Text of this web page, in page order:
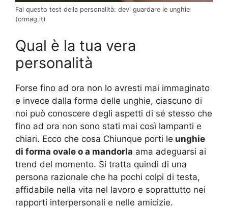
Fai questo test della personalità: devi guardare le unghie
(crmag.it)
Qual è la tua vera
personalità
Forse fino ad ora non lo avresti mai immaginato
e invece dalla forma delle unghie, ciascuno di
noi può conoscere degli aspetti di sé stesso che
fino ad ora non sono stati mai così lampanti e
chiari. Ecco che cosa Chiunque porti le unghie
di forma ovale o a mandorla ama adeguarsi ai
trend del momento. Si tratta quindi di una
persona razionale che ha pochi colpi di testa,
affidabile nella vita nel lavoro e soprattutto nei
rapporti interpersonali e nelle amicizie.